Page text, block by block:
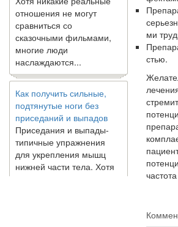
сравниться со
сказочными фильмами,
многие люди
наслаждаются...
Как получить сильные,
подтянутые ноги без
приседаний и выпадов
Приседания и выпады-
типичные упражнения
для укрепления мышц
нижней части тела. Хотя
они чрезвычайно
ми
стью.